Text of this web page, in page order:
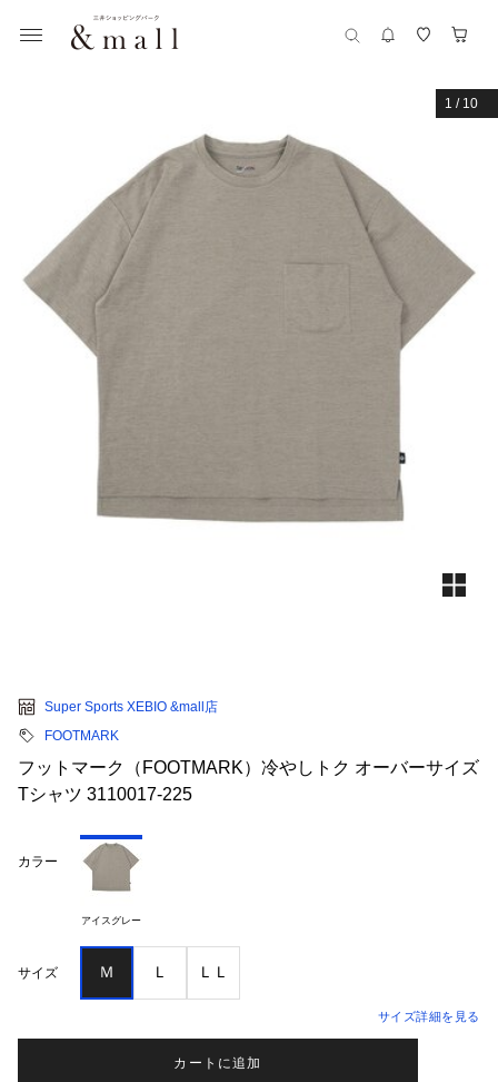
1 / 10
Super Sports XEBIO &mall店
FOOTMARK
フットマーク（FOOTMARK）冷やしトク オーバーサイズ
Tシャツ 3110017-225
カラー
アイスグレー
サイズ Ｍ Ｌ ＬＬ
サイズ詳細を見る
カートに追加